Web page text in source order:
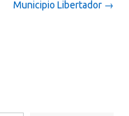
Municipio Libertador →